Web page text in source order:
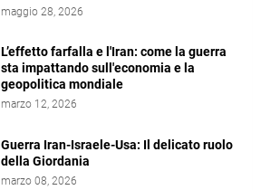
maggio 28, 2026
L’effetto farfalla e l'Iran: come la guerra
sta impattando sull'economia e la
geopolitica mondiale
marzo 12, 2026
Guerra Iran-Israele-Usa: Il delicato ruolo
della Giordania
marzo 08, 2026